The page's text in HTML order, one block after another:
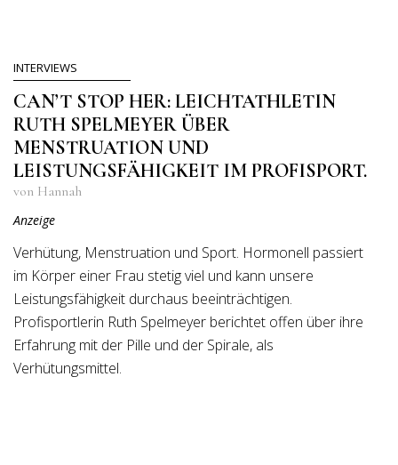
INTERVIEWS
CAN’T STOP HER: LEICHTATHLETIN
RUTH SPELMEYER ÜBER
MENSTRUATION UND
LEISTUNGSFÄHIGKEIT IM PROFISPORT.
von Hannah
Anzeige
Verhütung, Menstruation und Sport. Hormonell passiert
im Körper einer Frau stetig viel und kann unsere
Leistungsfähigkeit durchaus beeinträchtigen.
Profisportlerin Ruth Spelmeyer berichtet offen über ihre
Erfahrung mit der Pille und der Spirale, als
Verhütungsmittel.